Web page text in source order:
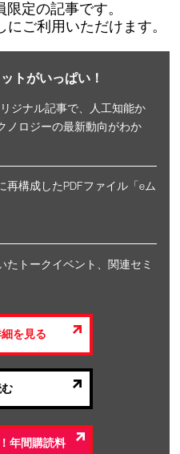
定の記事です。
ご利用いただけます。
トがいっぱい！
ジナル記事で、人工知能か
ノロジーの最新動向がわか
再構成したPDFファイル「eム
たトークイベント、関連セミ
を見る
年間購読料